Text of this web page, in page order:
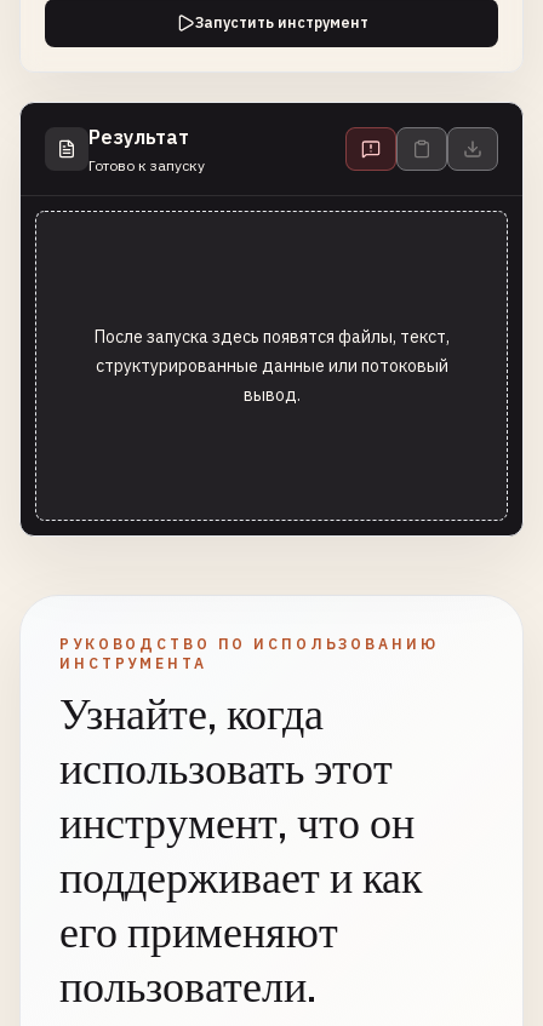
Запустить инструмент
Результат
Готово к запуску
После запуска здесь появятся файлы, текст,
структурированные данные или потоковый
вывод.
РУКОВОДСТВО ПО ИСПОЛЬЗОВАНИЮ
ИНСТРУМЕНТА
Узнайте, когда
использовать этот
инструмент, что он
поддерживает и как
его применяют
пользователи.